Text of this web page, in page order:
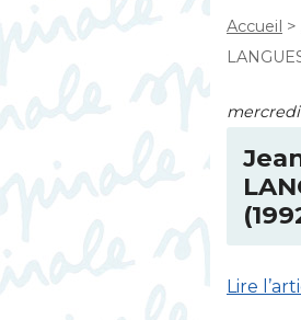
Accueil >
mercredi
Lire